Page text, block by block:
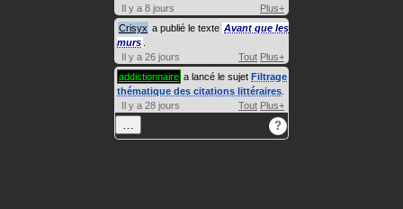
Il y a 8 jours
Plus+
Crisyx a publié le texte Avant que les
murs
Il y a 26 jours
Tout Plus+
addictionnaire a lancé le sujet Filtrage
thématique des citations littéraires
Il y a 28 jours
Tout Plus+
?